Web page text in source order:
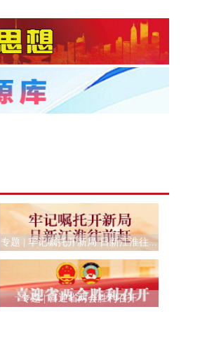
专题 | 牢记嘱托开新局 日新江淮往...
专题 | 喜迎省两会胜利召开